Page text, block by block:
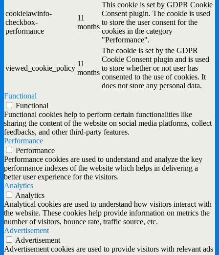
cookielawinfo-
checkbox-
performance
11
months
This cookie is set by GDPR Cookie
Consent plugin. The cookie is used
to store the user consent for the
cookies in the category
"Performance".
viewed_cookie_policy
11
months
The cookie is set by the GDPR
Cookie Consent plugin and is used
to store whether or not user has
consented to the use of cookies. It
does not store any personal data.
Functional
Functional
Functional cookies help to perform certain functionalities like
sharing the content of the website on social media platforms, collect
feedbacks, and other third-party features.
Performance
Performance
Performance cookies are used to understand and analyze the key
performance indexes of the website which helps in delivering a
better user experience for the visitors.
Analytics
Analytics
Analytical cookies are used to understand how visitors interact with
the website. These cookies help provide information on metrics the
number of visitors, bounce rate, traffic source, etc.
Advertisement
Advertisement
Advertisement cookies are used to provide visitors with relevant ads